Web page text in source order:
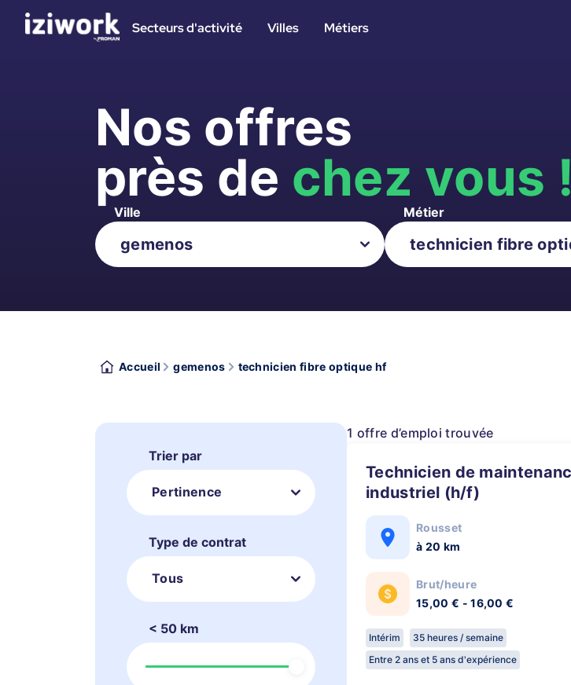
Secteurs d'activité Villes Métiers
Nos offres
près de chez vous !
Ville Métier
Accueil gemenos technicien fibre optique hf
Trier par
Pertinence
Type de contrat
Tous
< 50 km
1 offre d’emploi trouvée
Technicien de maintenance
industriel (h/f)
Rousset
à 20 km
Brut/heure
15,00 € - 16,00 €
Intérim
35 heures / semaine
Entre 2 ans et 5 ans d'expérience